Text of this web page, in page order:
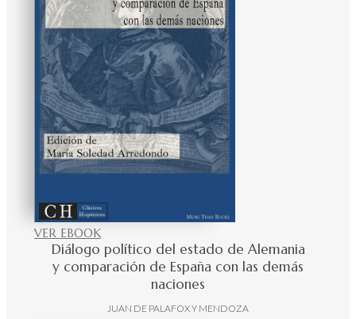
VER EBOOK
Diálogo político del estado de Alemania
y comparación de España con las demás
naciones
JUAN DE PALAFOX Y MENDOZA